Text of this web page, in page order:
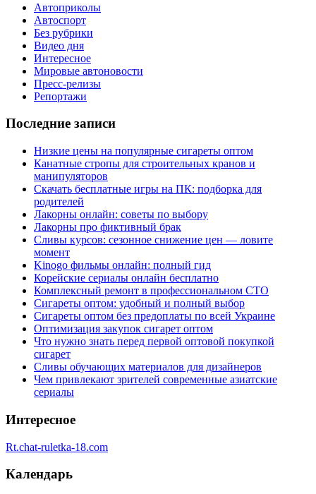
Автоприколы
Автоспорт
Без рубрики
Видео дня
Интересное
Мировые автоновости
Пресс-релизы
Репортажи
Последние записи
Низкие цены на популярные сигареты оптом
Канатные стропы для строительных кранов и
манипуляторов
Скачать бесплатные игры на ПК: подборка для
родителей
Лакорны онлайн: советы по выбору
Лакорны про фиктивный брак
Сливы курсов: сезонное снижение цен — ловите
момент
Kinogo фильмы онлайн: полный гид
Корейские сериалы онлайн бесплатно
Комплексный ремонт в профессиональном СТО
Сигареты оптом: удобный и полный выбор
Сигареты оптом без предоплаты по всей Украине
Оптимизация закупок сигарет оптом
Что нужно знать перед первой оптовой покупкой
сигарет
Сливы обучающих материалов для дизайнеров
Чем привлекают зрителей современные азиатские
сериалы
Интересное
Rt.chat-ruletka-18.com
Календарь